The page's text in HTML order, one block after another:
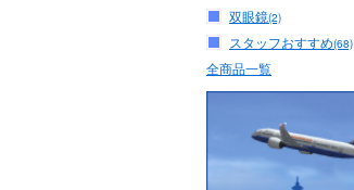
双眼鏡(2)
スタッフおすすめ(68)
全商品一覧